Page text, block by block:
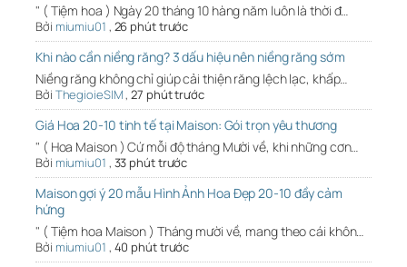
" ( Tiệm hoa ) Ngày 20 tháng 10 hàng năm luôn là thời đ…
Bởi miumiu01 , 26 phút trước
Khi nào cần niềng răng? 3 dấu hiệu nên niềng răng sớm
Niềng răng không chỉ giúp cải thiện răng lệch lạc, khấp…
Bởi ThegioieSIM,27 phút trước
Giá Hoa 20-10 tinh tế tại Maison: Gói trọn yêu thương
" ( Hoa Maison ) Cứ mỗi độ tháng Mười về, khi những cơn…
Bởi miumiu01 , 33 phút trước
Maison gợi ý 20 mẫu Hình Ảnh Hoa Đẹp 20-10 đầy cảm
hứng
" ( Tiệm hoa Maison ) Tháng mười về, mang theo cái khôn…
Bởi miumiu01 , 40 phút trước